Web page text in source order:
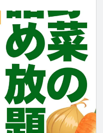
い屋台グルメも欠かせ
カリカリで黄金色、や
んに感謝しつつ、来年
います！
会
の風物詩です！
（洲崎神社）あたり
区
台あたり
区
港あたり
岸
切神社
港浜田港区
港あたり（館山出港